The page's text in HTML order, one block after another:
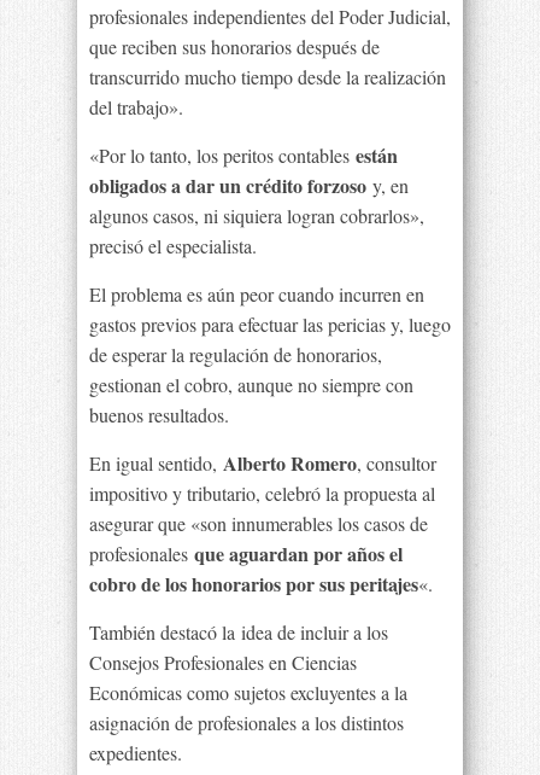
profesionales independientes del Poder Judicial,
que reciben sus honorarios después de
transcurrido mucho tiempo desde la realización
del trabajo».
«Por lo tanto, los peritos contables están
obligados a dar un crédito forzoso y, en
algunos casos, ni siquiera logran cobrarlos»,
precisó el especialista.
El problema es aún peor cuando incurren en
gastos previos para efectuar las pericias y, luego
de esperar la regulación de honorarios,
gestionan el cobro, aunque no siempre con
buenos resultados.
En igual sentido, Alberto Romero, consultor
impositivo y tributario, celebró la propuesta al
asegurar que «son innumerables los casos de
profesionales que aguardan por años el
cobro de los honorarios por sus peritajes«.
También destacó la idea de incluir a los
Consejos Profesionales en Ciencias
Económicas como sujetos excluyentes a la
asignación de profesionales a los distintos
expedientes.